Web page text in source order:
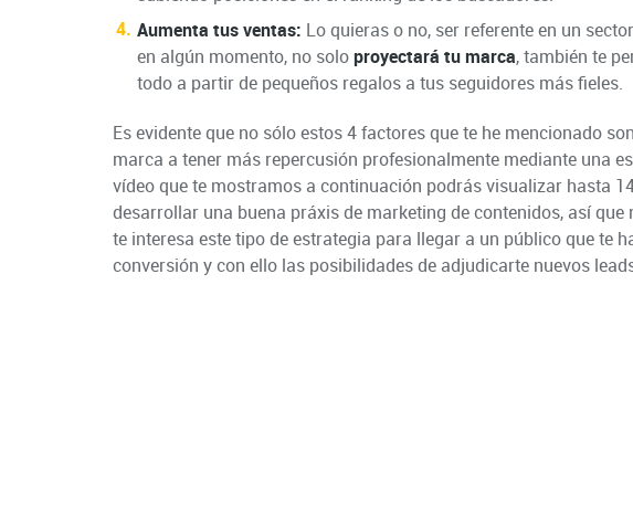
Aumenta tus ventas: Lo quieras o no, ser referente en un
en algún momento, no soloproyectará tu marca, también te
todo a partir de pequeños regalos a tus seguidores más fieles.
Es evidente que no sólo estos 4 factores que te he mencionado
marca a tener más repercusión profesionalmente mediante una
vídeo que te mostramos a continuación podrás visualizar hasta
desarrollar una buena práxis de marketing de contenidos, así
te interesa este tipo de estrategia para llegar a un público que te
conversión y con ello las posibilidades de adjudicarte nuevos